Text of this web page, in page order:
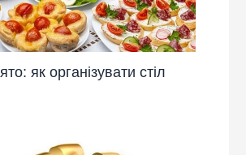
як організувати стіл